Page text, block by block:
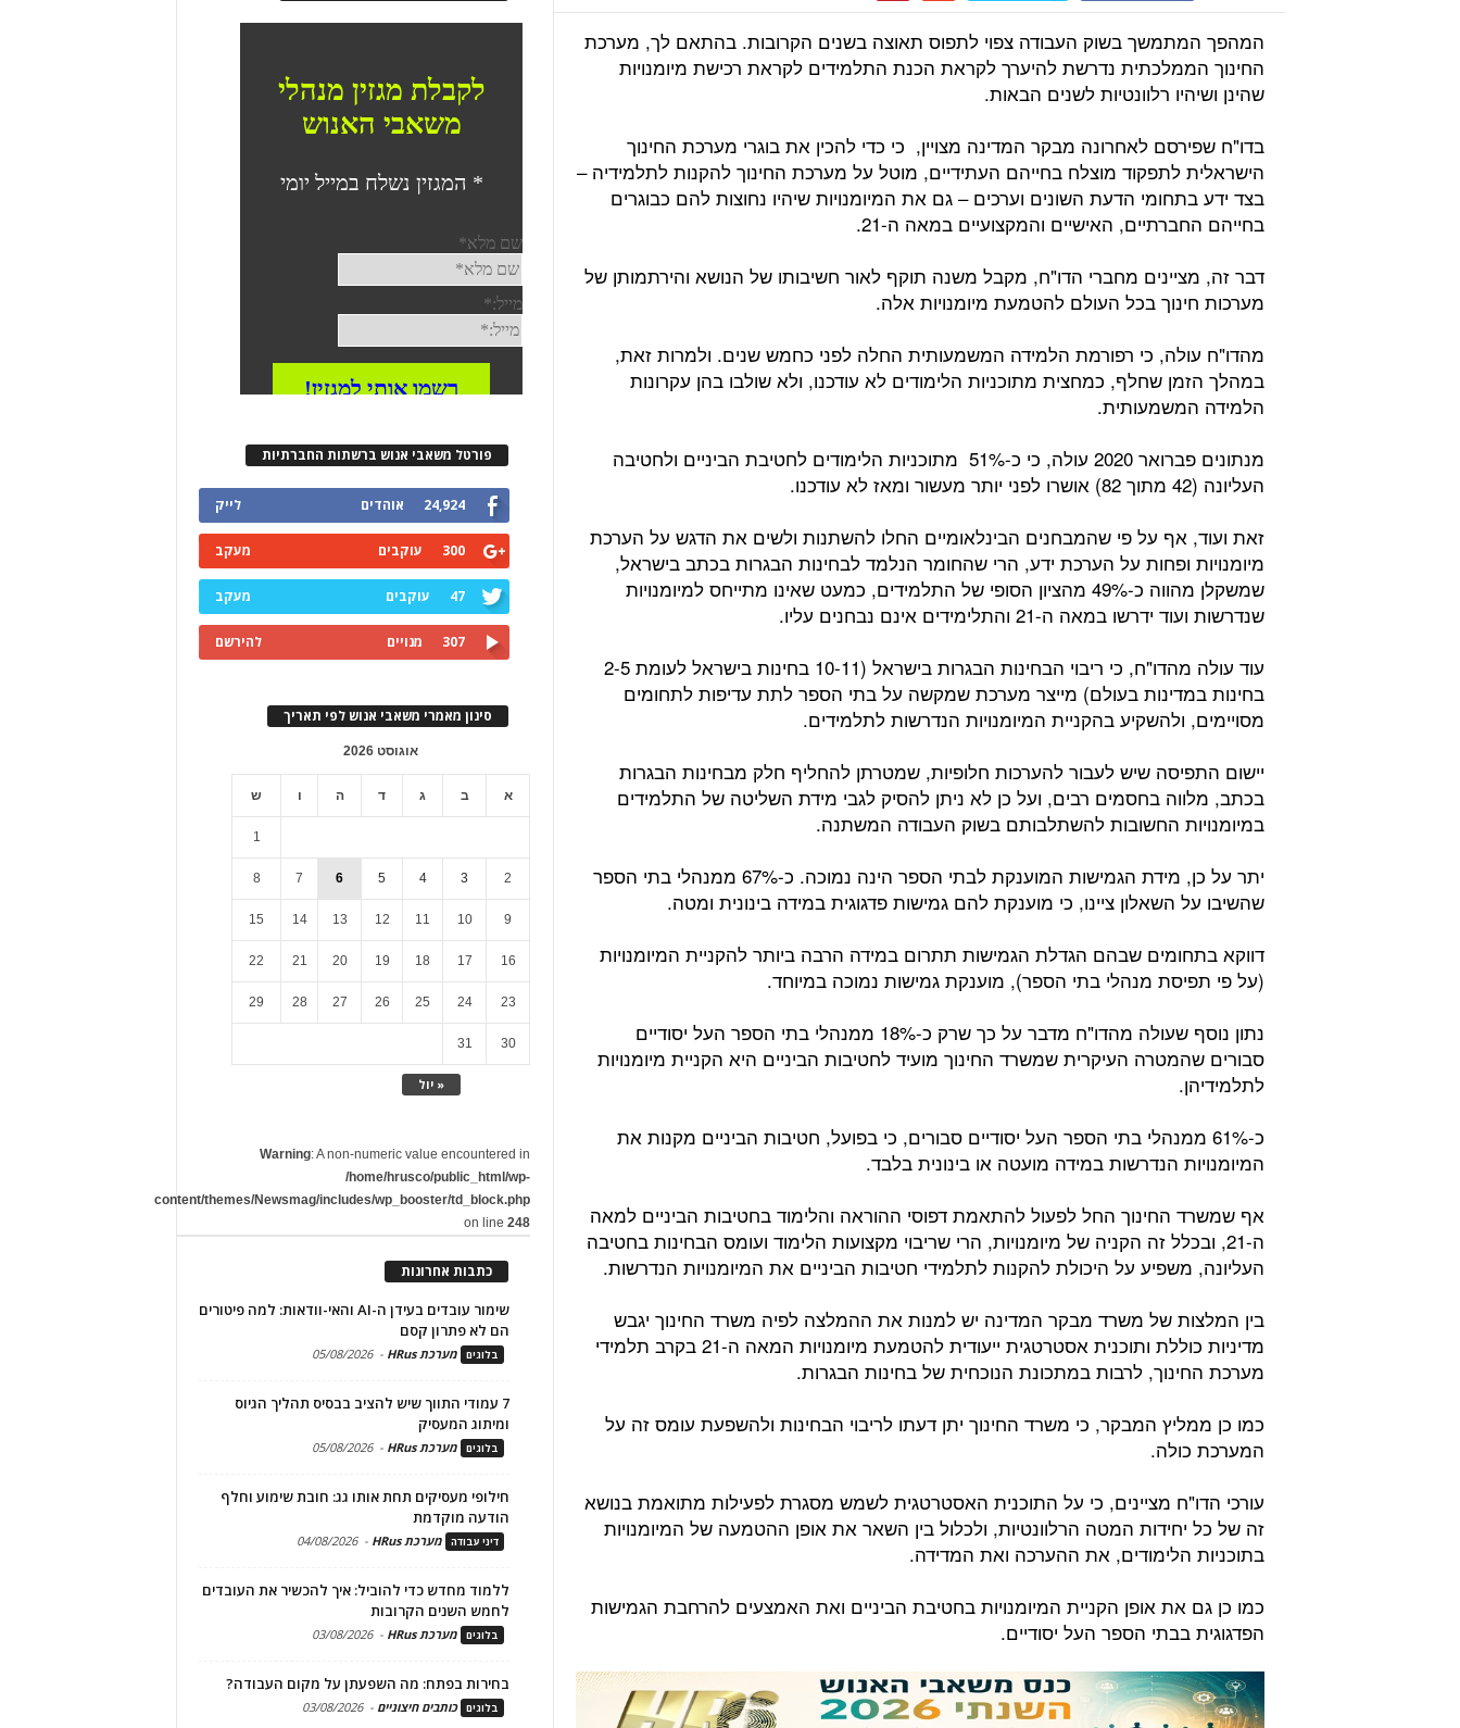
המהפך המתמשך בשוק העבודה צפוי לתפוס תאוצה בשנים הקרובות. בהתאם לך, מערכת
החינוך הממלכתית נדרשת להיערך לקראת הכנת התלמידים לקראת רכישת מיומנויות
שהינן ושיהיו רלוונטיות לשנים הבאות.
בדו"ח שפירסם לאחרונה מבקר המדינה מצויין, כי כדי להכין את בוגרי מערכת החינוך
הישראלית לתפקוד מוצלח בחייהם העתידיים, מוטל על מערכת החינוך להקנות לתלמידיה –
בצד ידע בתחומי הדעת השונים וערכים – גם את המיומנויות שיהיו נחוצות להם כבוגרים
בחייהם החברתיים, האישיים והמקצועיים במאה ה-21.
דבר זה, מציינים מחברי הדו"ח, מקבל משנה תוקף לאור חשיבותו של הנושא והירתמותן של
מערכות חינוך בכל העולם להטמעת מיומנויות אלה.
מהדו"ח עולה, כי רפורמת הלמידה המשמעותית החלה לפני כחמש שנים. ולמרות זאת,
במהלך הזמן שחלף, כמחצית מתוכניות הלימודים לא עודכנו, ולא שולבו בהן עקרונות
הלמידה המשמעותית.
מנתונים פברואר 2020 עולה, כי כ-51% מתוכניות הלימודים לחטיבת הביניים ולחטיבה
העליונה (42 מתוך 82) אושרו לפני יותר מעשור ומאז לא עודכנו.
זאת ועוד, אף על פי שהמבחנים הבינלאומיים החלו להשתנות ולשים את הדגש על הערכת
מיומנויות ופחות על הערכת ידע, הרי שהחומר הנלמד לבחינות הבגרות בכתב בישראל,
שמשקלן מהווה כ-49% מהציון הסופי של התלמידים, כמעט שאינו מתייחס למיומנויות
שנדרשות ועוד ידרשו במאה ה-21 והתלימידים אינם נבחנים עליו.
עוד עולה מהדו"ח, כי ריבוי הבחינות הבגרות בישראל (10-11 בחינות בישראל לעומת 2-5
בחינות במדינות בעולם) מייצר מערכת שמקשה על בתי הספר לתת עדיפות לתחומים
מסויימים, ולהשקיע בהקניית המיומנויות הנדרשות לתלמידים.
יישום התפיסה שיש לעבור להערכות חלופיות, שמטרתן להחליף חלק מבחינות הבגרות
בכתב, מלווה בחסמים רבים, ועל כן לא ניתן להסיק לגבי מידת השליטה של התלמידים
במיומנויות החשובות להשתלבותם בשוק העבודה המשתנה.
יתר על כן, מידת הגמישות המוענקת לבתי הספר הינה נמוכה. כ-67% ממנהלי בתי הספר
שהשיבו על השאלון ציינו, כי מוענקת להם גמישות פדגוגית במידה בינונית ומטה.
דווקא בתחומים שבהם הגדלת הגמישות תתרום במידה הרבה ביותר להקניית המיומנויות
(על פי תפיסת מנהלי בתי הספר), מוענקת גמישות נמוכה במיוחד.
נתון נוסף שעולה מהדו"ח מדבר על כך שרק כ-18% ממנהלי בתי הספר העל יסודיים
סבורים שהמטרה העיקרית שמשרד החינוך מועיד לחטיבות הביניים היא הקניית מיומנויות
לתלמידיהן.
כ-61% ממנהלי בתי הספר העל יסודיים סבורים, כי בפועל, חטיבות הביניים מקנות את
המיומנויות הנדרשות במידה מועטה או בינונית בלבד.
אף שמשרד החינוך החל לפעול להתאמת דפוסי ההוראה והלימוד בחטיבות הביניים למאה
ה-21, ובכלל זה הקניה של מיומנויות, הרי שריבוי מקצועות הלימוד ועומס הבחינות בחטיבה
העליונה, משפיע על היכולת להקנות לתלמידי חטיבות הביניים את המיומנויות הנדרשות.
בין המלצות של משרד מבקר המדינה יש למנות את ההמלצה לפיה משרד החינוך יגבש
מדיניות כוללת ותוכנית אסטרטגית ייעודית להטמעת מיומנויות המאה ה-21 בקרב תלמידי
מערכת החינוך, לרבות במתכונת הנוכחית של בחינות הבגרות.
כמו כן ממליץ המבקר, כי משרד החינוך יתן דעתו לריבוי הבחינות ולהשפעת עומס זה על
המערכת כולה.
עורכי הדו"ח מציינים, כי על התוכנית האסטרטגית לשמש מסגרת לפעילות מתואמת בנושא
זה של כל יחידות המטה הרלוונטיות, ולכלול בין השאר את אופן ההטמעה של המיומנויות
בתוכניות הלימודים, את ההערכה ואת המדידה.
כמו כן גם את אופן הקניית המיומנויות בחטיבת הביניים ואת האמצעים להרחבת הגמישות
הפדגוגית בבתי הספר העל יסודיים.
פורטל משאבי אנוש ברשתות החברתיות
24,924 אוהדים לייק
300 עוקבים מעקב
47 עוקבים מעקב
307 מנויים להירשם
סינון מאמרי משאבי אנוש לפי תאריך
אוגוסט 2026
א ב ג ד ה ו ש
« יול
1
2
3
4
5
6
7
8
9
10
11
12
13
14
15
16
17
18
19
20
21
22
23
24
25
26
27
28
29
30
31
Warning: A non-numeric value encountered in
/home/hrusco/public_html/wp-
content/themes/Newsmag/includes/wp_booster/td_block.php
on line248
כתבות אחרונות
שימור עובדים בעידן ה-AI והאי-וודאות: למה פיטורים
הם לא פתרון קסם
בלוגים מערכת HRus -
05/08/2026
7 עמודי התווך שיש להציב בבסיס תהליך הגיוס
ומיתוג המעסיק
בלוגים מערכת HRus -
05/08/2026
חילופי מעסיקים תחת אותו גג: חובת שימוע וחלף
הודעה מוקדמת
דיני עבודה מערכת HRus -
04/08/2026
ללמוד מחדש כדי להוביל: איך להכשיר את העובדים
לחמש השנים הקרובות
בלוגים מערכת HRus -
03/08/2026
בחירות בפתח: מה השפעתן על מקום העבודה?
בלוגים כותבים חיצוניים -
03/08/2026